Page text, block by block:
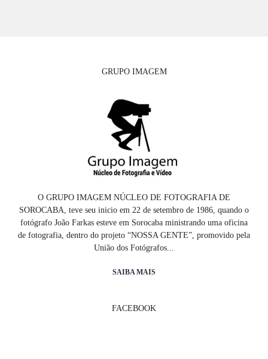
GRUPO IMAGEM
O GRUPO IMAGEM NÚCLEO DE FOTOGRAFIA DE
SOROCABA, teve seu inicio em 22 de setembro de 1986, quando o
fotógrafo João Farkas esteve em Sorocaba ministrando uma oficina
de fotografia, dentro do projeto “NOSSA GENTE”, promovido pela
União dos Fotógrafos...
SAIBA MAIS
FACEBOOK